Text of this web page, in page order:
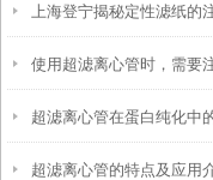
匹配指南
上海登宁揭秘定性滤纸的
使用超滤离心管时，需要
超滤离心管在蛋白纯化中
超滤离心管的特点及应用